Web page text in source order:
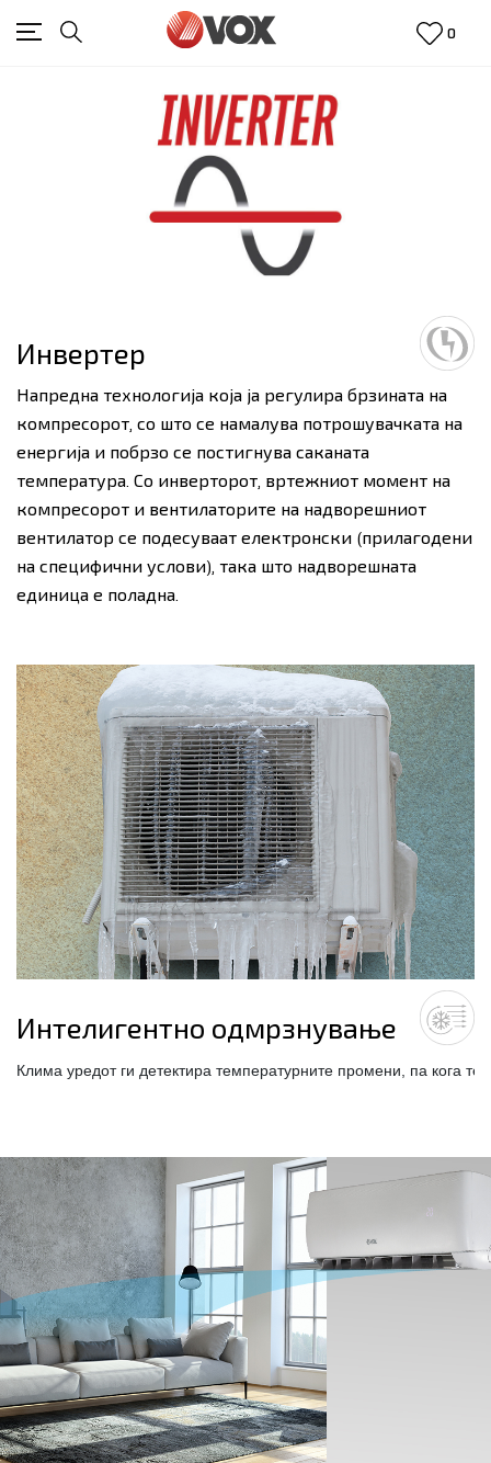
0
Инвертер
Напредна технологија која ја регулира брзината на
компресорот, со што се намалува потрошувачката на
енергија и побрзо се постигнува саканата
температура. Со инверторот, вртежниот момент на
компресорот и вентилаторите на надворешниот
вентилатор се подесуваат електронски (прилагодени
на специфични услови), така што надворешната
единица е поладна.
Интелигентно одмрзнување
Клима уредот ги детектира температурните промени, па кога